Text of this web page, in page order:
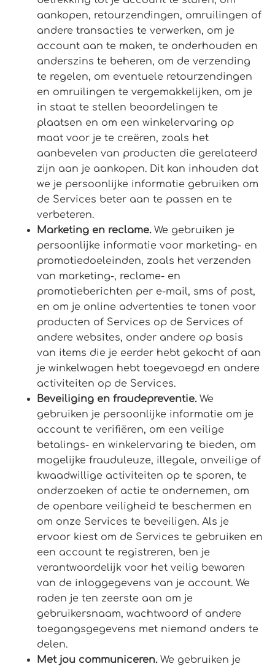
aankopen, retourzendingen, omruilingen of
andere transacties te verwerken, om je
account aan te maken, te onderhouden en
anderszins te beheren, om de verzending
te regelen, om eventuele retourzendingen
en omruilingen te vergemakkelijken, om je
in staat te stellen beoordelingen te
plaatsen en om een winkelervaring op
maat voor je te creëren, zoals het
aanbevelen van producten die gerelateerd
zijn aan je aankopen. Dit kan inhouden dat
we je persoonlijke informatie gebruiken om
de Services beter aan te passen en te
verbeteren.
Marketing en reclame.We gebruiken je
persoonlijke informatie voor marketing- en
promotiedoeleinden, zoals het verzenden
van marketing-, reclame- en
promotieberichten per e-mail, sms of post,
en om je online advertenties te tonen voor
producten of Services op de Services of
andere websites, onder andere op basis
van items die je eerder hebt gekocht of aan
je winkelwagen hebt toegevoegd en andere
activiteiten op de Services.
Beveiliging en fraudepreventie.We
gebruiken je persoonlijke informatie om je
account te verifiëren, om een veilige
betalings- en winkelervaring te bieden, om
mogelijke frauduleuze, illegale, onveilige of
kwaadwillige activiteiten op te sporen, te
onderzoeken of actie te ondernemen, om
de openbare veiligheid te beschermen en
om onze Services te beveiligen. Als je
ervoor kiest om de Services te gebruiken en
een account te registreren, ben je
verantwoordelijk voor het veilig bewaren
van de inloggegevens van je account. We
raden je ten zeerste aan om je
gebruikersnaam, wachtwoord of andere
toegangsgegevens met niemand anders te
delen.
Met jou communiceren.We gebruiken je